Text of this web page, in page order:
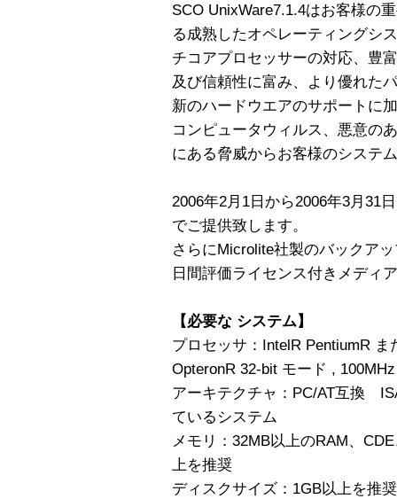
SCO UnixWare7.1.4はお客様の
る成熟したオペレーティングシ
チコアプロセッサーの対応、豊
及び信頼性に富み、より優れた
新のハードウエアのサポートに
コンピュータウィルス、悪意の
にある脅威からお客様のシステ
2006年2月1日から2006年3月31
でご提供致します。
さらにMicrolite社製のバックア
日間評価ライセンス付きメディ
【必要な システム】
プロセッサ：IntelR PentiumR
OpteronR 32-bit モード ,
アーキテクチャ：PC/AT互換
ているシステム
メモリ：32MB以上のRAM、
上を推奨
ディスクサイズ：1GB以上を推